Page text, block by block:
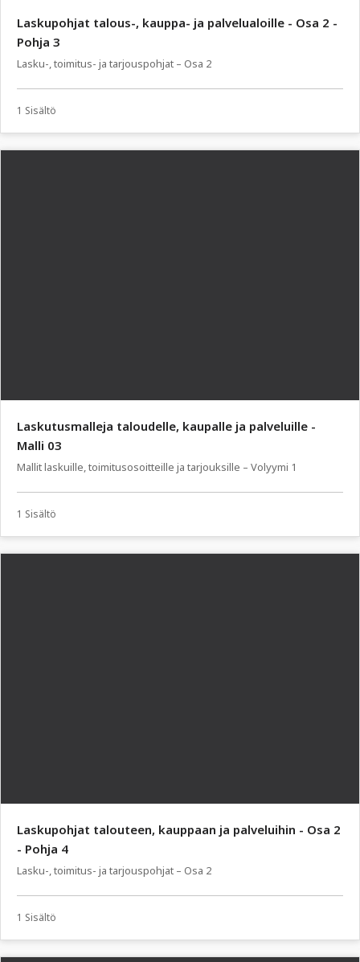
Laskupohjat talous-, kauppa- ja palvelualoille - Osa 2 -
Pohja 3
Lasku-, toimitus- ja tarjouspohjat – Osa 2
1 Sisältö
Laskutusmalleja taloudelle, kaupalle ja palveluille -
Malli 03
Mallit laskuille, toimitusosoitteille ja tarjouksille – Volyymi 1
1 Sisältö
Laskupohjat talouteen, kauppaan ja palveluihin - Osa 2
- Pohja 4
Lasku-, toimitus- ja tarjouspohjat – Osa 2
1 Sisältö